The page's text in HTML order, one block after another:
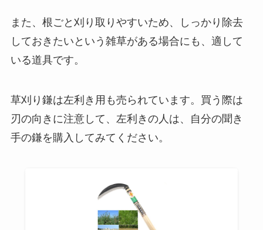
また、根ごと刈り取りやすいため、しっかり除去
しておきたいという雑草がある場合にも、適して
いる道具です。
草刈り鎌は左利き用も売られています。買う際は
刃の向きに注意して、左利きの人は、自分の聞き
手の鎌を購入してみてください。